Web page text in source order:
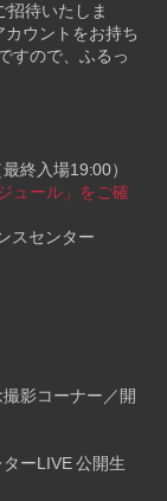
招待いたしま
ウントをお持ち
すので、ふるっ
終入場19:00）
ュール」をご確
スセンター
影コーナー／開
ーLIVE 公開生